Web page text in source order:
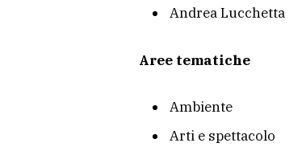
Andrea Lucchetta
Aree tematiche
Ambiente
Arti e spettacolo